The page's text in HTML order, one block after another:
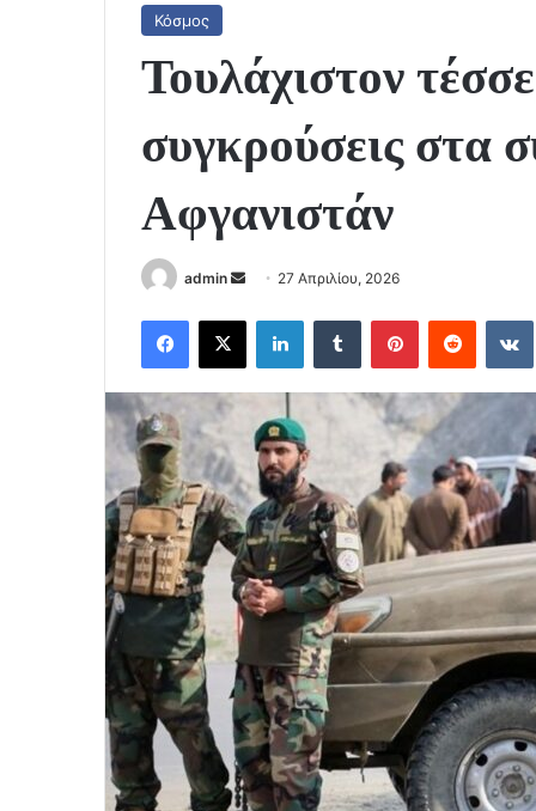
Κόσμος
Τουλάχιστον
συγκρούσεις στα
Αφγανιστάν
admin
Send
email
27 Απριλίου, 2026
Facebook
X LinkedInTumblr PinterestReddit